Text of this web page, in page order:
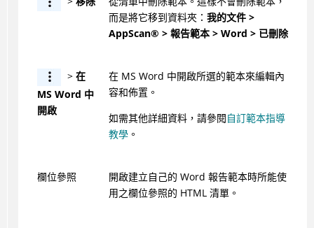
而是將它移到資料夾： 我的文件 >
AppScan® > 報告範本 > Word > 已刪除
> 在
MS Word 中
開啟
在 MS Word 中開啟所選的範本來編輯內
容和佈置。
如需其他詳細資料，請參閱自訂範本指導
教學。
欄位參照
開啟建立自己的 Word 報告範本時所能使
用之欄位參照的 HTML 清單。